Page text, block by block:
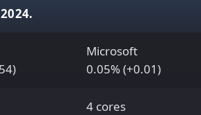
Microsoft
0.05% (+0.01)
4 cores